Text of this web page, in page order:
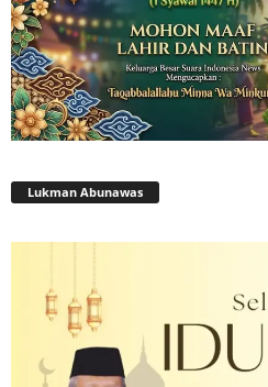
Lukman Abunawas